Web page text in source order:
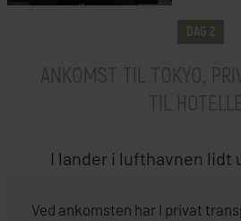
&Here Tokyo Uneo
DAG 2
ANKOMST TIL TOKYO,
TIL
I lander i lufthavnen lidt
Ved ankomsten har I privat